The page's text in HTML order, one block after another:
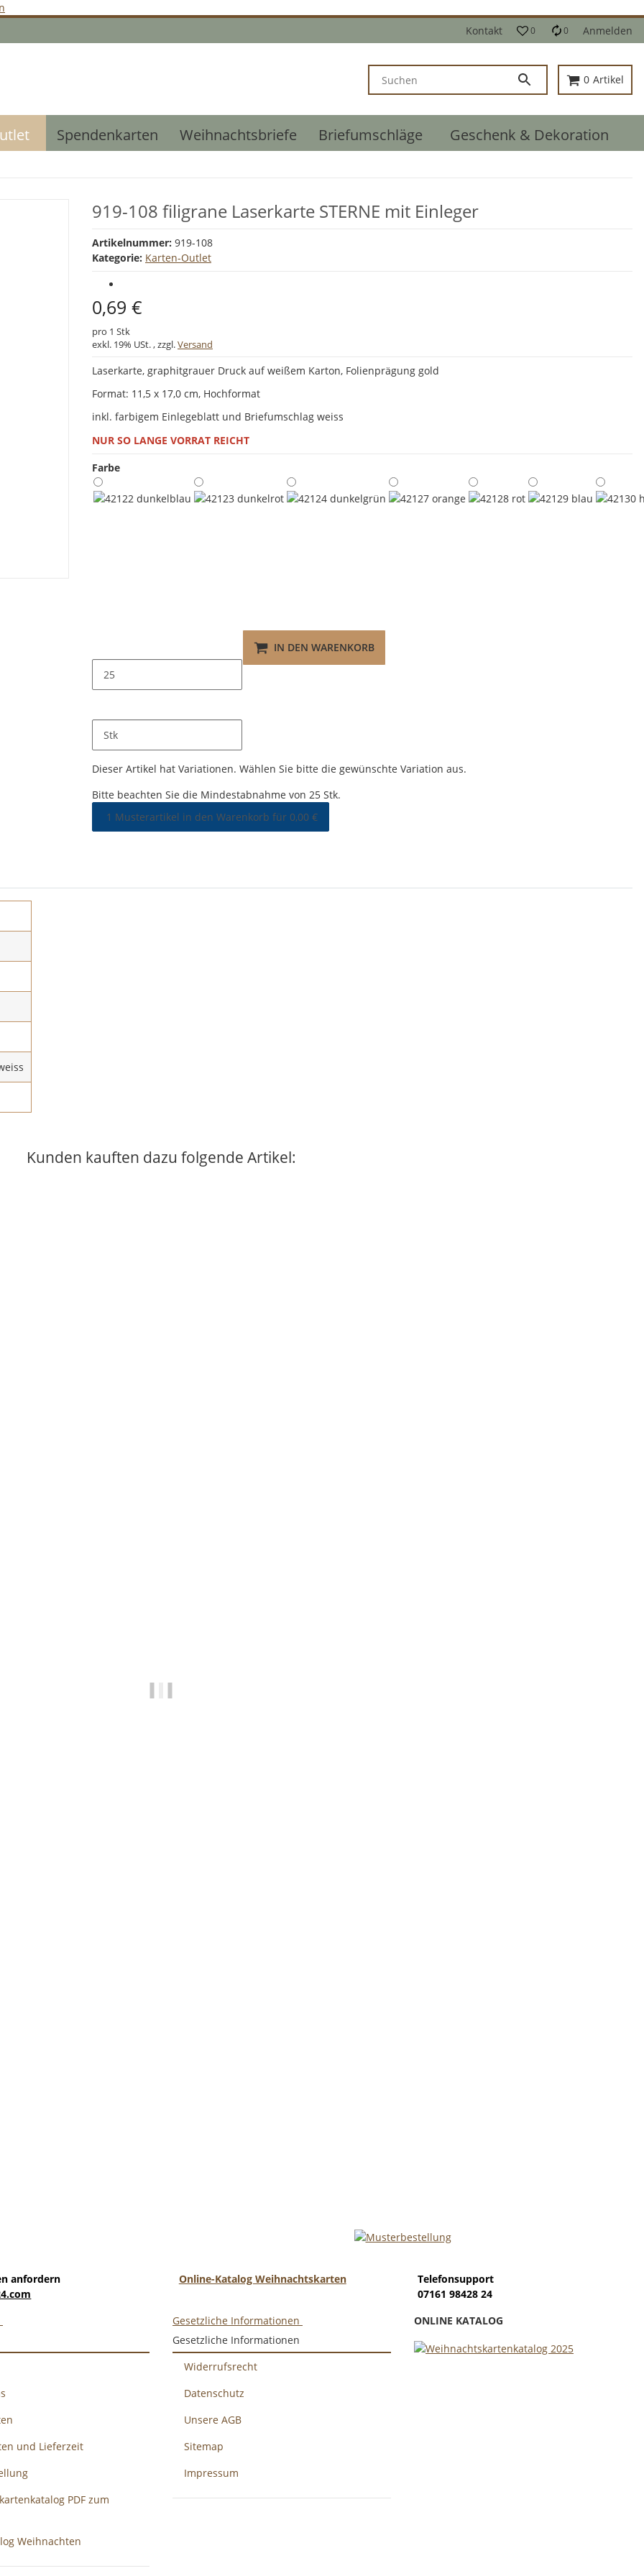
Kontakt
0 0 Anmelden
0 Artikel
Spendenkarten Weihnachtsbriefe Briefumschläge Geschenk & Dekoration
919-108 filigrane Laserkarte STERNE mit Einleger
Artikelnummer: 919-108
Kategorie: Karten-Outlet
0,69 €
pro 1 Stk
exkl. 19% USt. , zzgl.Versand
Laserkarte, graphitgrauer Druck auf weißem Karton, Folienprägung gold
Format: 11,5 x 17,0 cm, Hochformat
inkl. farbigem Einlegeblatt und Briefumschlag weiss
NUR SO LANGE VORRAT REICHT
Farbe
Stk
IN DEN WARENKORB
x
Dieser Artikel hat Variationen. Wählen Sie bitte die gewünschte Variation aus.
x
Bitte beachten Sie die Mindestabnahme von 25 Stk.
1 Musterartikel in den Warenkorb für 0,00 €
Kunden kauften dazu folgende Artikel:
anfordern
Online-Katalog Weihnachtskarten
Telefonsupport
07161 98428 24
und Lieferzeit
PDF zum
Weihnachten
Gesetzliche Informationen
Gesetzliche Informationen
Widerrufsrecht
Datenschutz
Unsere AGB
Sitemap
Impressum
ONLINE KATALOG